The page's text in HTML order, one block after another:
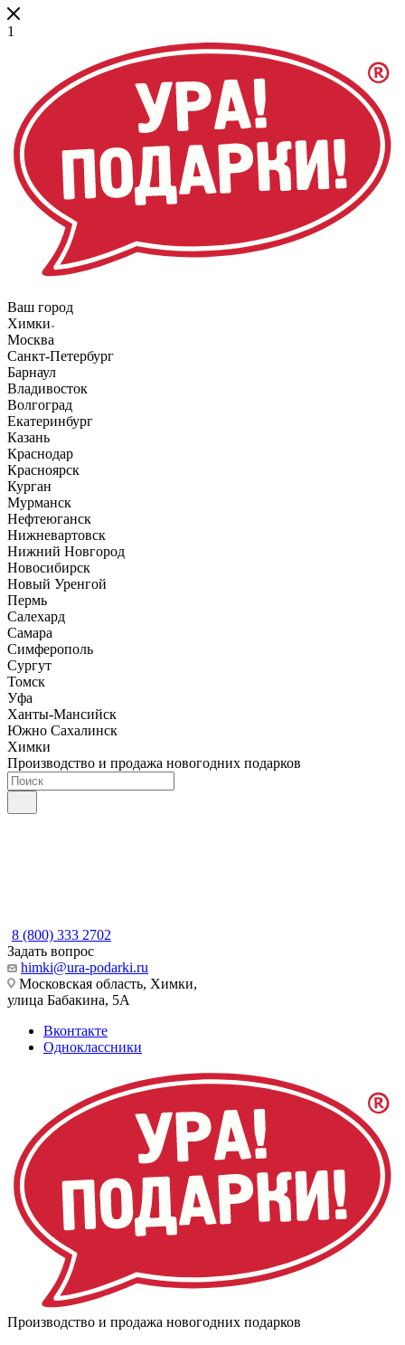
1
Ваш город
Химки
Москва
Санкт-Петербург
Барнаул
Владивосток
Волгоград
Екатеринбург
Казань
Краснодар
Красноярск
Курган
Мурманск
Нефтеюганск
Нижневартовск
Нижний Новгород
Новосибирск
Новый Уренгой
Пермь
Салехард
Самара
Симферополь
Сургут
Томск
Уфа
Ханты-Мансийск
Южно Сахалинск
Химки
Производство и продажа новогодних подарков
8 (800) 333 2702
Задать вопрос
himki@ura-podarki.ru
Московская область, Химки,
улица Бабакина, 5А
Вконтакте
Одноклассники
Производство и продажа новогодних подарков